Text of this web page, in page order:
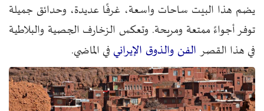
يضم هذا البيت ساحات واسعة، غرفًا عديدة، وحدائق جميلة
توفر أجواءً ممتعة ومريحة. وتعكس الزخارف الجصية والبلاطية
في هذا القصرالفن والذوق الإيراني في الماضي.